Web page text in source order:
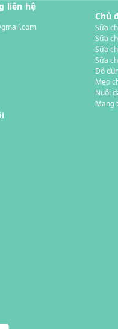
liên hệ
Chủ
Sữa
Sữa
Sữa
Sữa
Đồ
Mẹo
Nuôi
Mang